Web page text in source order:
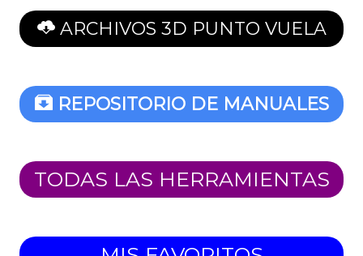
ARCHIVOS 3D PUNTO VUELA
REPOSITORIO DE MANUALES
TODAS LAS HERRAMIENTAS